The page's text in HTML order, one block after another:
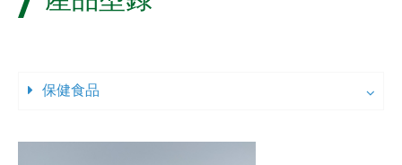
保健食品